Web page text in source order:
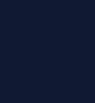
і не одружилася з